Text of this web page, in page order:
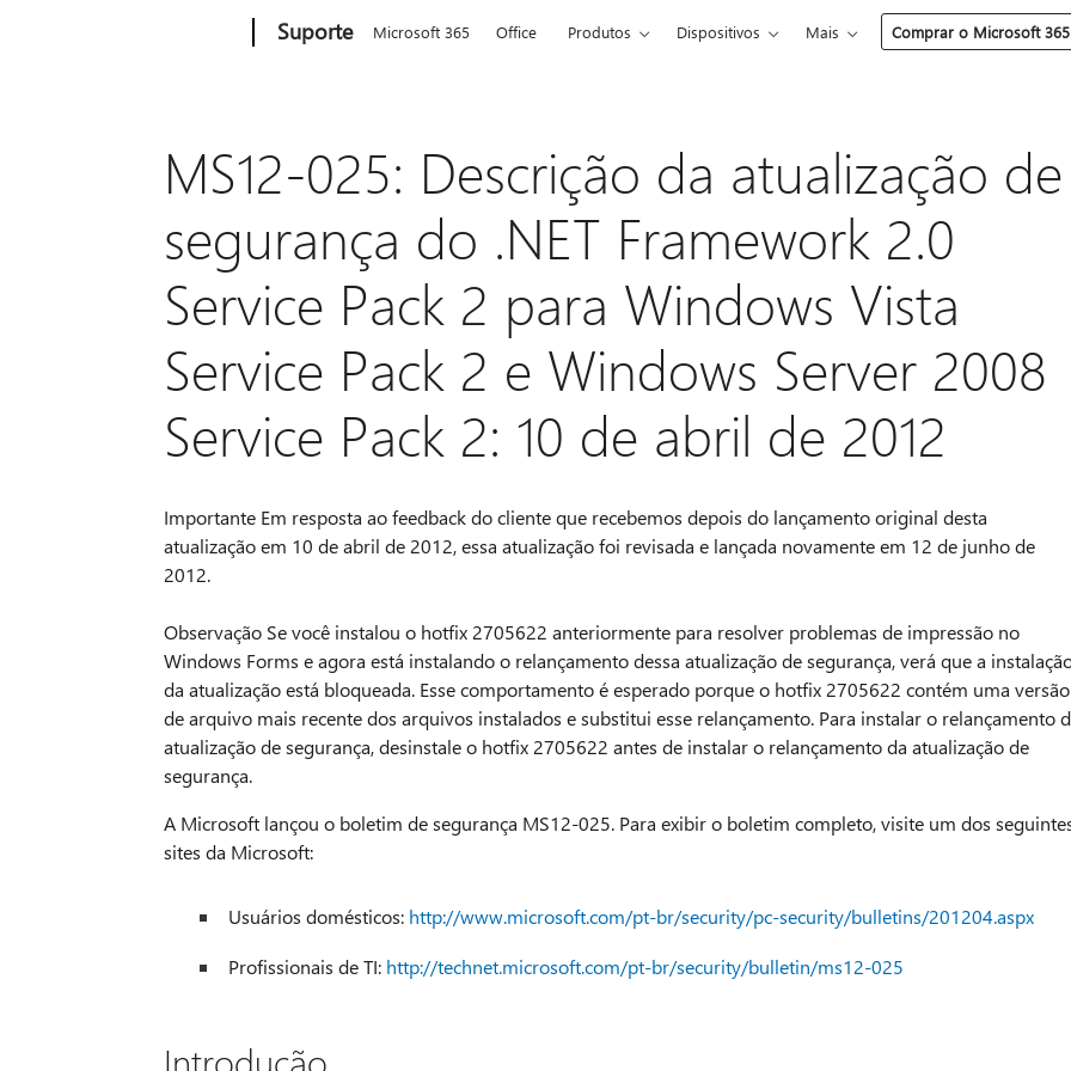
Suporte Microsoft 365 Office Produtos Dispositivos Mais Comprar o Microsoft 365
MS12-025: Descrição da atualização de
segurança do .NET Framework 2.0
Service Pack 2 para Windows Vista
Service Pack 2 e Windows Server 2008
Service Pack 2: 10 de abril de 2012
Importante Em resposta ao feedback do cliente que recebemos depois do lançamento original desta
atualização em 10 de abril de 2012, essa atualização foi revisada e lançada novamente em 12 de junho de
2012.
Observação Se você instalou o hotfix 2705622 anteriormente para resolver problemas de impressão no
Windows Forms e agora está instalando o relançamento dessa atualização de segurança, verá que a
da atualização está bloqueada. Esse comportamento é esperado porque o hotfix 2705622 contém uma versão
de arquivo mais recente dos arquivos instalados e substitui esse relançamento. Para instalar o relançamento
atualização de segurança, desinstale o hotfix 2705622 antes de instalar o relançamento da atualização de
segurança.
A Microsoft lançou o boletim de segurança MS12-025. Para exibir o boletim completo, visite um dos
sites da Microsoft:
Usuários domésticos: http://www.microsoft.com/pt-br/security/pc-security/bulletins/201204.aspx
Profissionais de TI: http://technet.microsoft.com/pt-br/security/bulletin/ms12-025